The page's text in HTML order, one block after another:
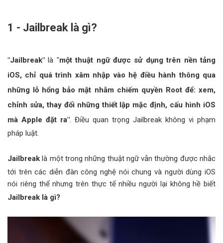
1 - Jailbreak là gì?
"Jailbreak"là "một thuật ngữ được sử dụng trên nền tảng
iOS, chỉ quá trình xâm nhập vào hệ điều hành thông qua
những lỗ hổng bảo mật nhằm chiếm quyền Root để: xem,
chỉnh sửa, thay đổi những thiết lập mặc định, cấu hình iOS
mà Apple đặt ra". Điều quan trọng Jailbreak không vi phạm
pháp luật.
Jailbreak là một trong những thuật ngữ vẫn thường được nhắc
tới trên các diễn đàn công nghệ nói chung và người dùng iOS
nói riêng thể nhưng trên thực tế nhiều người lại không hề biết
Jailbreak là gì?